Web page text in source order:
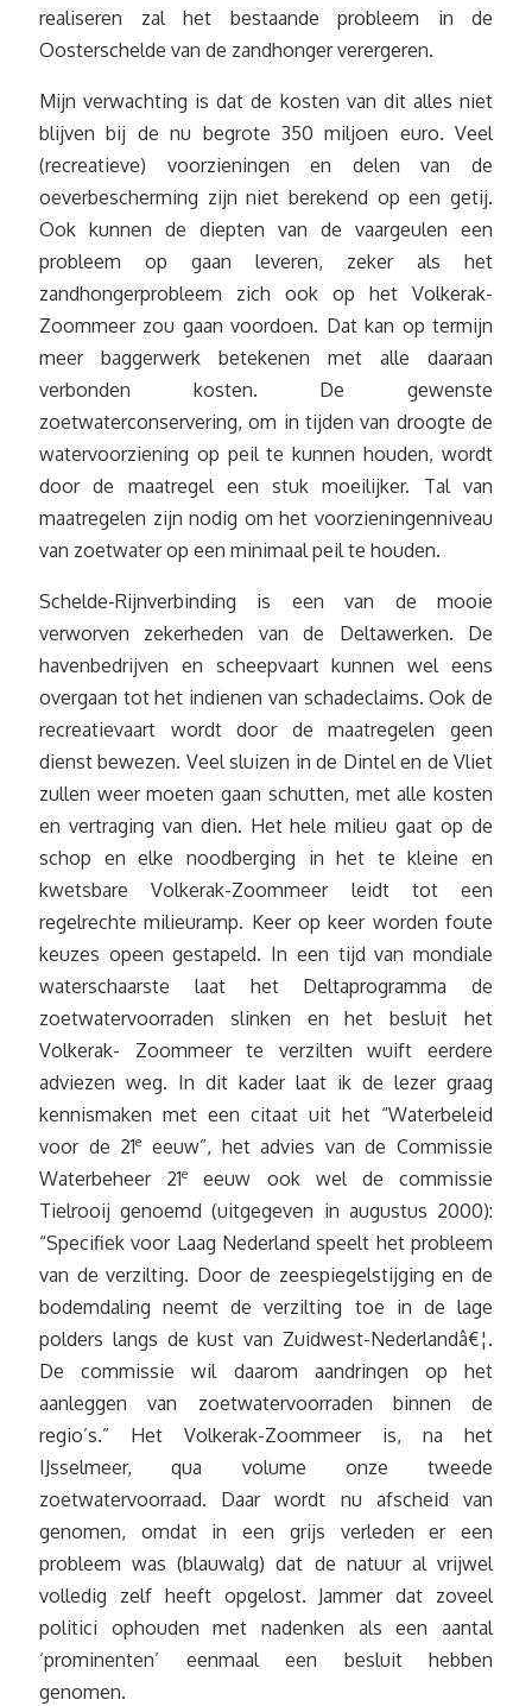
realiseren zal het bestaande probleem in de
Oosterschelde van de zandhonger verergeren.
Mijn verwachting is dat de kosten van dit alles niet
blijven bij de nu begrote 350 miljoen euro. Veel
(recreatieve) voorzieningen en delen van de
oeverbescherming zijn niet berekend op een getij.
Ook kunnen de diepten van de vaargeulen een
probleem op gaan leveren, zeker als het
zandhongerprobleem zich ook op het Volkerak-
Zoommeer zou gaan voordoen. Dat kan op termijn
meer baggerwerk betekenen met alle daaraan
verbonden kosten. De gewenste
zoetwaterconservering, om in tijden van droogte de
watervoorziening op peil te kunnen houden, wordt
door de maatregel een stuk moeilijker. Tal van
maatregelen zijn nodig om het voorzieningenniveau
van zoetwater op een minimaal peil te houden.
Schelde-Rijnverbinding is een van de mooie
verworven zekerheden van de Deltawerken. De
havenbedrijven en scheepvaart kunnen wel eens
overgaan tot het indienen van schadeclaims. Ook de
recreatievaart wordt door de maatregelen geen
dienst bewezen. Veel sluizen in de Dintel en de Vliet
zullen weer moeten gaan schutten, met alle kosten
en vertraging van dien. Het hele milieu gaat op de
schop en elke noodberging in het te kleine en
kwetsbare Volkerak-Zoommeer leidt tot een
regelrechte milieuramp. Keer op keer worden foute
keuzes opeen gestapeld. In een tijd van mondiale
waterschaarste laat het Deltaprogramma de
zoetwatervoorraden slinken en het besluit het
Volkerak- Zoommeer te verzilten wuift eerdere
adviezen weg. In dit kader laat ik de lezer graag
kennismaken met een citaat uit het “Waterbeleid
voor de 21e
eeuw”, het advies van de Commissie
Waterbeheer 21e
eeuw ook wel de commissie
Tielrooij genoemd (uitgegeven in augustus 2000):
“Specifiek voor Laag Nederland speelt het probleem
van de verzilting. Door de zeespiegelstijging en de
bodemdaling neemt de verzilting toe in de lage
polders langs de kust van Zuidwest-Nederlandâ€¦.
De commissie wil daarom aandringen op het
aanleggen van zoetwatervoorraden binnen de
regio’s.” Het Volkerak-Zoommeer is, na het
IJsselmeer, qua volume onze tweede
zoetwatervoorraad. Daar wordt nu afscheid van
genomen, omdat in een grijs verleden er een
probleem was (blauwalg) dat de natuur al vrijwel
volledig zelf heeft opgelost. Jammer dat zoveel
politici ophouden met nadenken als een aantal
‘prominenten’ eenmaal een besluit hebben
genomen.